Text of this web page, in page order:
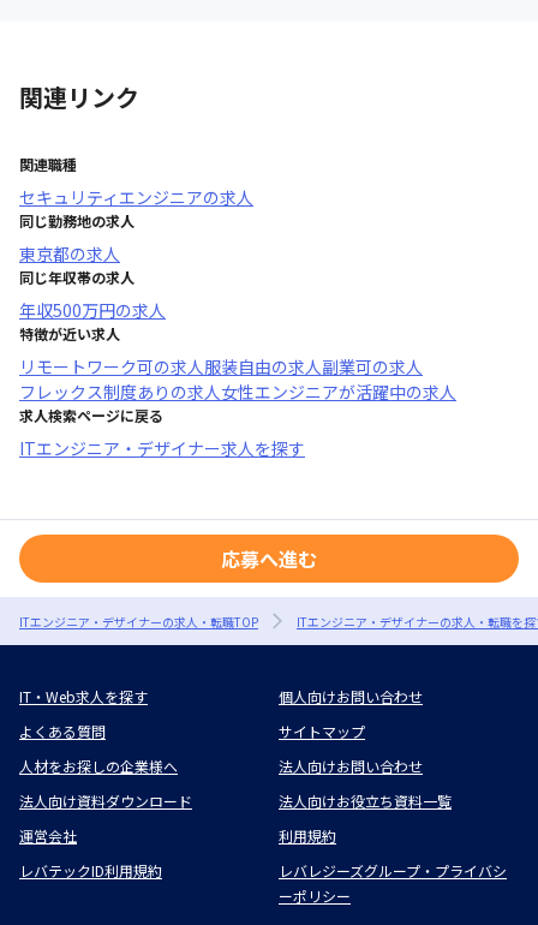
関連リンク
関連職種
セキュリティエンジニアの求人
同じ勤務地の求人
東京都の求人
同じ年収帯の求人
年収500万円の求人
特徴が近い求人
リモートワーク可の求人服装自由の求人副業可の求人
フレックス制度あり の求人女性エンジニアが活躍中の求人
求人検索ページに戻る
ITエンジニア・デザイナー求人を探す
応募へ進む
ITエンジニア・デザイナーの求人・転職TOP ITエンジニア・デザイナーの求人・転職を
IT・Web求人を探す
個人向けお問い合わせ
よくある質問
サイトマップ
人材をお探しの企業様へ
法人向けお問い合わせ
法人向け資料ダウンロード
法人向けお役立ち資料一覧
運営会社
利用規約
レバテックID利用規約
レバレジーズグループ・プライバシ
ーポリシー